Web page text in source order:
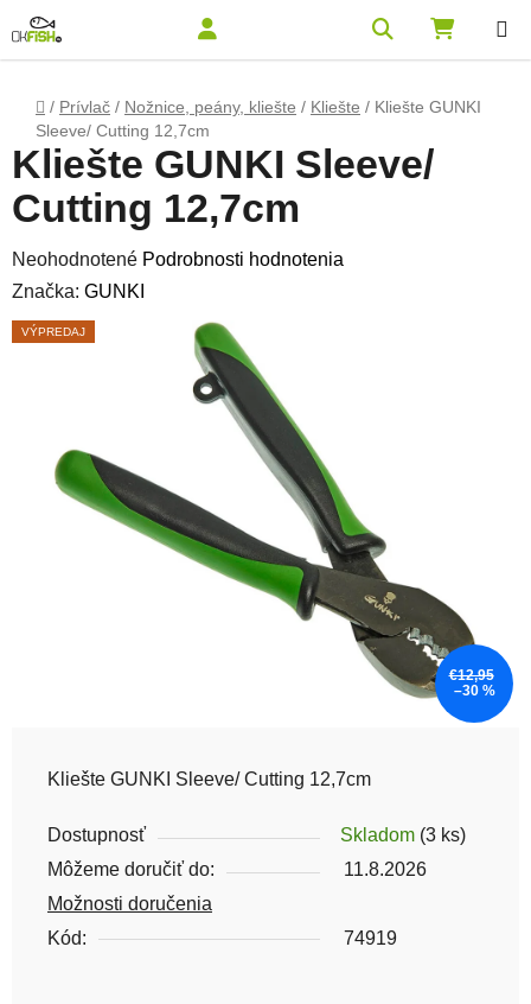
Domov
/ Prívlač / Nožnice, peány, kliešte / Kliešte / Kliešte GUNKI
Sleeve/ Cutting 12,7cm
Kliešte GUNKI Sleeve/ Cutting 12,7cm
Dostupnosť Skladom (3 ks)
Môžeme doručiť do:
11.8.2026
Možnosti doručenia
Kód:
74919
Kliešte GUNKI Sleeve/
Cutting 12,7cm
Priemerné hodnotenie produktu je 0,0 z 5 hviezdičiek.
Neohodnotené Podrobnosti hodnotenia
Značka: GUNKI
VÝPREDAJ
€12,95
–30 %